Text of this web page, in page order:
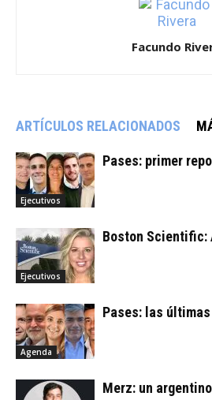
Facundo
ARTÍCULOS RELACIONADOS
Ejecutivos
Pases: primer
Ejecutivos
Boston Scientific:
Agenda
Pases: las
Merz: un